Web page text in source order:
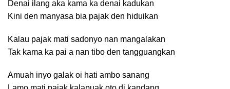
Denai ilang aka kama ka denai kadukan
Kini den manyasa bia pajak den hiduikan
Kalau pajak mati sadonyo nan mangalakan
Tak kama ka pai a nan tibo den tangguangkan
Amuah inyo galak oi hati ambo sanang